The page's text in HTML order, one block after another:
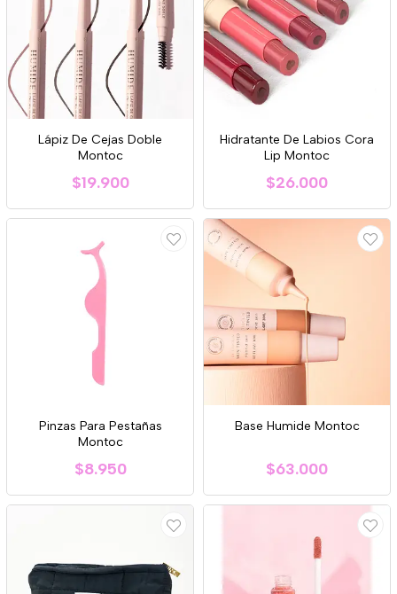
Lápiz De Cejas Doble
Montoc
$19.900
Hidratante De Labios Cora
Lip Montoc
$26.000
Pinzas Para Pestañas
Montoc
$8.950
Base Humide Montoc
$63.000